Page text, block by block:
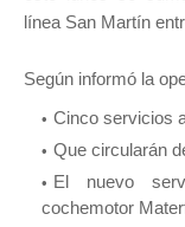
línea San Martín
Según informó la
Cinco servicios
Que circularán
El nuevo
cochemotor